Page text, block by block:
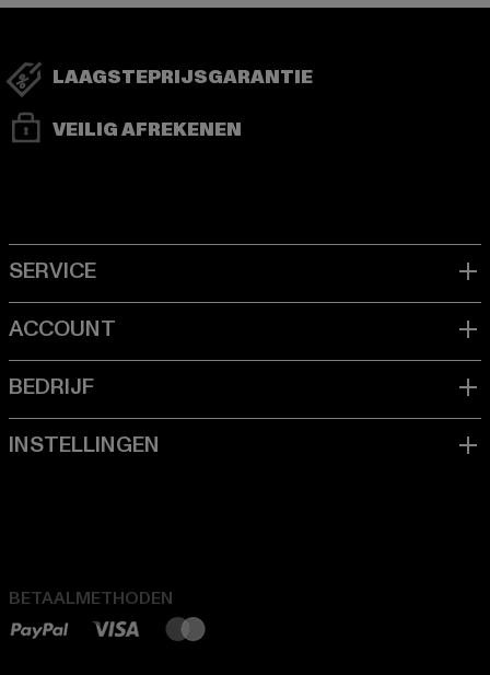
LAAGSTEPRIJSGARANTIE
VEILIG AFREKENEN
BETAALMETHODEN